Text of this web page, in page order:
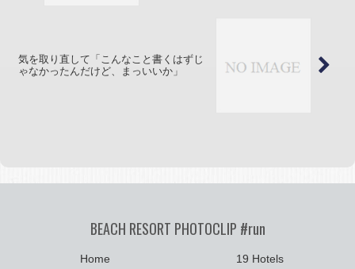
気を取り直して「こんなこと書くはずじ
ゃなかったんだけど、まっいいか」
BEACH RESORT PHOTOCLIP #run
Home 19 Hotels